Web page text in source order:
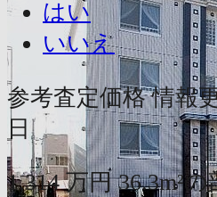
はい
いいえ
参考査定価格 情報
日
1,314 万円 36.3m²の